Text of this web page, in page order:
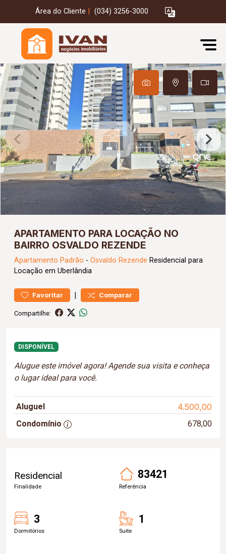
Área do Cliente (034) 3256-3000
APARTAMENTO PARA LOCAÇÃO NO
BAIRRO OSVALDO REZENDE
Apartamento Padrão - Osvaldo Rezende Residencial para
Locação em Uberlândia
Favoritar | Comparar
Compartilhe:
DISPONÍVEL
Alugue este imóvel agora! Agende sua visita e conheça
o lugar ideal para você.
Aluguel 4.500,00
Condomínio 678,00
Residencial
Finalidade
83421
Referência
3
Dormitórios
1
Suite